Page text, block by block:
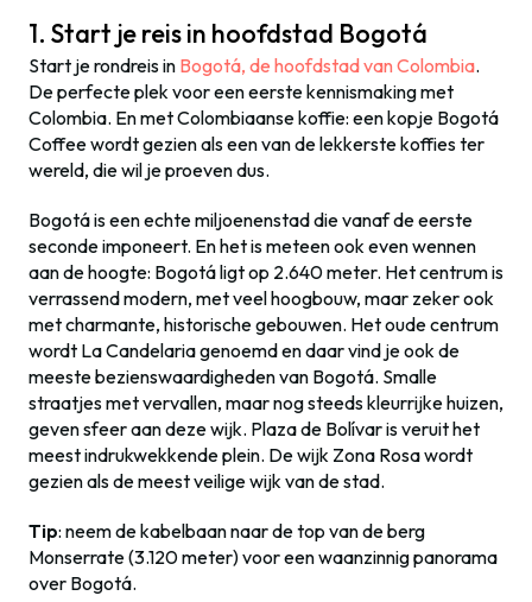
1. Start je reis in hoofdstad Bogotá
Start je rondreis in Bogotá, de hoofdstad van Colombia.
De perfecte plek voor een eerste kennismaking met
Colombia. En met Colombiaanse koffie: een kopje Bogotá
Coffee wordt gezien als een van de lekkerste koffies ter
wereld, die wil je proeven dus.
Bogotá is een echte miljoenenstad die vanaf de eerste
seconde imponeert. En het is meteen ook even wennen
aan de hoogte: Bogotá ligt op 2.640 meter. Het centrum is
verrassend modern, met veel hoogbouw, maar zeker ook
met charmante, historische gebouwen. Het oude centrum
wordt La Candelaria genoemd en daar vind je ook de
meeste bezienswaardigheden van Bogotá. Smalle
straatjes met vervallen, maar nog steeds kleurrijke huizen,
geven sfeer aan deze wijk. Plaza de Bolívar is veruit het
meest indrukwekkende plein. De wijk Zona Rosa wordt
gezien als de meest veilige wijk van de stad.
Tip: neem de kabelbaan naar de top van de berg
Monserrate (3.120 meter) voor een waanzinnig panorama
over Bogotá.